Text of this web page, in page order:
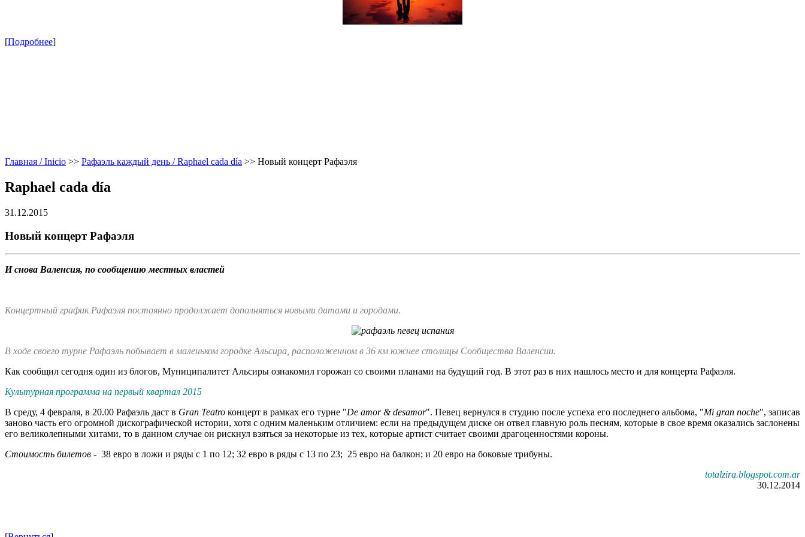
[Подробнее]
Главная / Inicio >> Рафаэль каждый день / Raphael cada día >> Новый концерт Рафаэля
Raphael cada día
31.12.2015
Новый концерт Рафаэля
И снова Валенсия, по сообщению местных властей
Концертный график Рафаэля постоянно продолжает дополняться новыми датами и городами.
В ходе своего турне Рафаэль побывает в маленьком городке Альсира, расположенном в 36 км южнее столицы Сообщества Валенсии.
Как сообщил сегодня один из блогов, Муниципалитет Альсиры ознакомил горожан со своими планами на будущий год. В этот раз в них нашлось место и для концерта Рафаэля.
Культурная программа на первый квартал 2015
В среду, 4 февраля, в 20.00 Рафаэль даст в Gran Teatro концерт в рамках его турне "De amor & desamor". Певец вернулся в студию после успеха его последнего альбома, "Mi gran noche", записав
заново часть его огромной дискографической истории, хотя с одним маленьким отличием: если на предыдущем диске он отвел главную роль песням, которые в свое время оказались заслонены
его великолепными хитами, то в данном случае он рискнул взяться за некоторые из тех, которые артист считает своими драгоценностями короны.
Стоимость билетов - 38 евро в ложи и ряды с 1 по 12; 32 евро в ряды с 13 по 23; 25 евро на балкон; и 20 евро на боковые трибуны.
totalzira.blogspot.com.ar
30.12.2014